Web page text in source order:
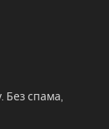
спама,